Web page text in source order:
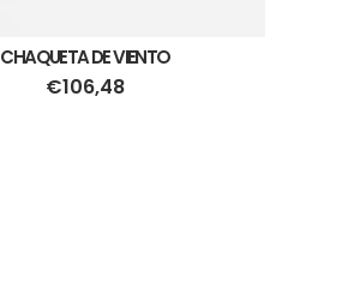
CHAQUETA DE VIENTO
€106,48